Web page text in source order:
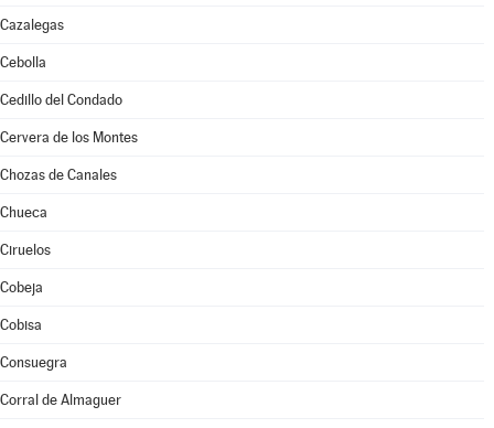
Cazalegas
Cebolla
Cedillo del Condado
Cervera de los Montes
Chozas de Canales
Chueca
Ciruelos
Cobeja
Cobisa
Consuegra
Corral de Almaguer